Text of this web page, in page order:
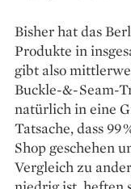
Bisher hat das
Produkte in
gibt also
Buckle-&-Seam-
natürlich in eine
Tatsache, dass 99
Shop geschehen
Vergleich zu